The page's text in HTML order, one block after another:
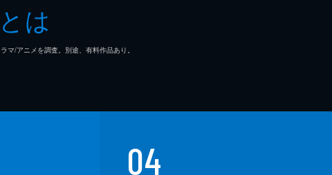
とは
/アニメを調査。別途、有料作品あり。
04